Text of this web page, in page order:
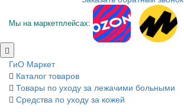
Мы на маркетплейсах:
ГиО Маркет
Каталог товаров
Товары по уходу за лежачими больными
Средства по уходу за кожей